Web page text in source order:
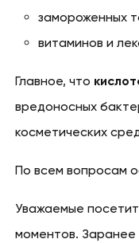
замороженных
витаминов и
Главное, что
вредоносных
косметических
По всем вопросам
Уважаемые
моментов. Заранее